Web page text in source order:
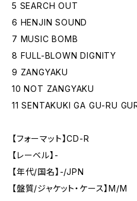
5 SEARCH OUT
6 HENJIN SOUND
7 MUSIC BOMB
8 FULL-BLOWN DIGNITY
9 ZANGYAKU
10 NOT ZANGYAKU
11 SENTAKUKI GA GU-RU
【フォーマット】CD-R
【レーベル】-
【年代/国名】-/JPN
【盤質/ジャケット・ケース】M/M